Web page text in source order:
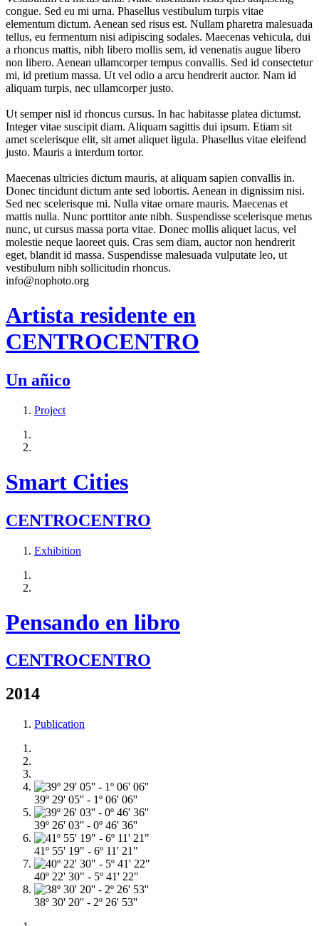
congue. Sed eu mi urna. Phasellus vestibulum turpis vitae
elementum dictum. Aenean sed risus est. Nullam pharetra malesuada
tellus, eu fermentum nisi adipiscing sodales. Maecenas vehicula, dui
a rhoncus mattis, nibh libero mollis sem, id venenatis augue libero
non libero. Aenean ullamcorper tempus convallis. Sed id consectetur
mi, id pretium massa. Ut vel odio a arcu hendrerit auctor. Nam id
aliquam turpis, nec ullamcorper justo.
Ut semper nisl id rhoncus cursus. In hac habitasse platea dictumst.
Integer vitae suscipit diam. Aliquam sagittis dui ipsum. Etiam sit
amet scelerisque elit, sit amet aliquet ligula. Phasellus vitae eleifend
justo. Mauris a interdum tortor.
Maecenas ultricies dictum mauris, at aliquam sapien convallis in.
Donec tincidunt dictum ante sed lobortis. Aenean in dignissim nisi.
Sed nec scelerisque mi. Nulla vitae ornare mauris. Maecenas et
mattis nulla. Nunc porttitor ante nibh. Suspendisse scelerisque metus
nunc, ut cursus massa porta vitae. Donec mollis aliquet lacus, vel
molestie neque laoreet quis. Cras sem diam, auctor non hendrerit
eget, blandit id massa. Suspendisse malesuada vulputate leo, ut
vestibulum nibh sollicitudin rhoncus.
info@nophoto.org
Artista residente en
CENTROCENTRO
Un añico
Project
Smart Cities
CENTROCENTRO
Exhibition
Pensando en libro
CENTROCENTRO
2014
Publication
39º 29' 05'' - 1º 06' 06''
39º 26' 03'' - 0º 46' 36''
41º 55' 19" - 6º 11' 21"
40º 22' 30" - 5º 41' 22"
38º 30' 20'' - 2º 26' 53''